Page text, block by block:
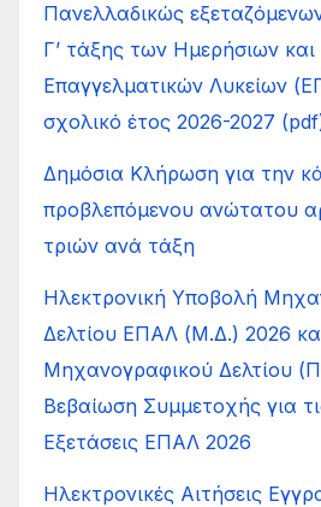
Πανελλαδικώς
Γ’ τάξης των Ημερήσιων
Επαγγελματικών Λυκείων
σχολικό έτος 2026-2027
Δημόσια Κλήρωση για την
προβλεπόμενου ανώτατου
τριών ανά τάξη
Ηλεκτρονική Υποβολή
Δελτίου ΕΠΑΛ (Μ.Δ.) 2026
Μηχανογραφικού Δελτίου
Βεβαίωση Συμμετοχής για
Εξετάσεις ΕΠΑΛ 2026
Ηλεκτρονικές Αιτήσεις